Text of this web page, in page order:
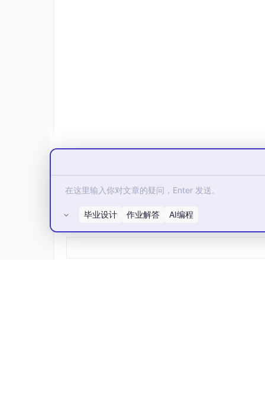
所有评论(0)
毕业设计 作业解答 AI编程